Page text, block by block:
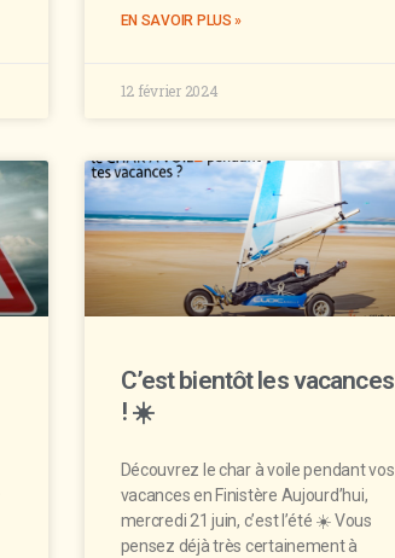
EN SAVOIR PLUS »
12 février 2024
C’est bientôt les vacances
! ☀️
Découvrez le char à voile pendant vos
vacances en Finistère Aujourd’hui,
mercredi 21 juin, c’est l’été ☀️ Vous
pensez déjà très certainement à